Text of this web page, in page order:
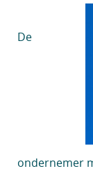
De
ondernemer